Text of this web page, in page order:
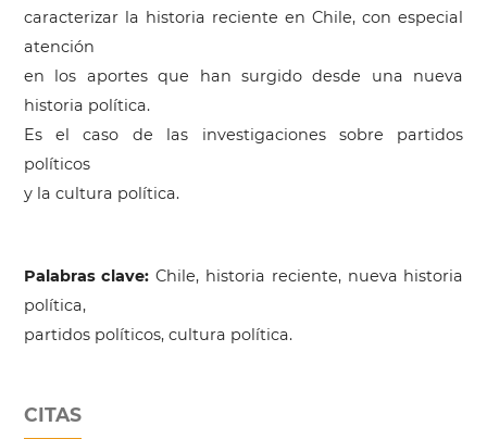
caracterizar la historia reciente en Chile, con especial
atención
en los aportes que han surgido desde una nueva
historia política.
Es el caso de las investigaciones sobre partidos
políticos
y la cultura política.
Palabras clave: Chile, historia reciente, nueva historia
política,
partidos políticos, cultura política.
CITAS